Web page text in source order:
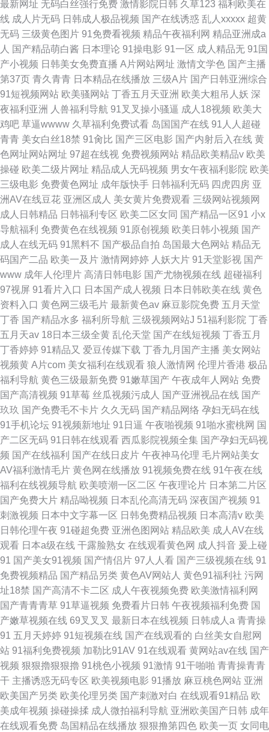
最新网址 无码白丝强行免费 激情影院日韩 久草123 福利欧美在
线 成人片无码 日韩成人极品视频 国产在线诱惑 乱人xxxxx 超黄
无码 三级黄色图片 91免费看视频 精品午夜福利网 精品亚洲成a
人 国产精品萌白酱 日本理论 91操电影 91一区 成人精品无 91国
产小视频 日韩美女免费直播 A片网站网址 激情文学色 国产主播
第37页 青久青青 日本精品在线播放 三级A片 国产日韩亚洲综合
91短视频网站 欧美骚网站 丁香五月天亚洲 欧美大粗吊人妖 深
夜福利亚洲
人兽福利导航 91叉叉操小骚逼 成人18视频 欧美大
鸡吧 草逼wwww 久草福利免费试看 岛国国产在线 91人人超碰
青青 美女白丝18禁 91肏比 国产三区电影 国产内射后入在线 黄
色网址网站网址 97超在线视 免费视频网站 精品欧美精品v 欧美
操碰 欧美二级片网址 精品成人无码视频 男女午夜福利影院 欧美
三级电影 免费黄色网址 成年版快手 日韩福利无码 四虎四房 亚
洲AV在线豆花 亚洲区成人 美女黄片免费观看 三级网站视频网
成人日韩精品 日韩福利专区 欧美二区女同 国产精品一区91 小x
导航福利 免费黄色在线视频 91原创视频 欧美日韩小视频 国产
成人在线无码 91黑料不 国产极品自拍 岛国最大色网站 精品无
码国产二品 欧美一及片 激情网婷婷 人妖大片 91天堂影视 国产
www 成年人伦理片 高清日韩电影 国产尤物视频在线 超碰福利
97视屏 91看片入口 日本国产成人视频 日本日韩欧美在线 黄色
资料入口 黄色网三级毛片 最新黄色av 麻豆影院免费 五月天堂
丁香 国产精品水多 福利所导航 三级视频网站J 51福利影院 丁香
五月天av 18日本三级全黄 乱伦天堂 国产在线短视频 丁香五月
丁香婷婷 91精品又 爱豆传媒下载 丁香九月国产主播 美女网站
视频黄 A片com 美女福利在线观看 狼人激情网 伦理片香港 极品
福利导航 黄色三级最新免费 91嫩草国产 午夜成年人网站 免费
国产高清视频 91草莓 丝瓜视频污成人 国产亚洲视品在线 国产
玖玖 国产免费毛不卡片 久久无码 国产精品网络 孕妇无码在线
91手机论坛 91视频新地址 91日逼 午夜啪视频 91啪水蜜桃网 国
产二区无码 91日韩在线观看 西瓜影院视频全集 国产孕妇无码视
频 国产在线福利 国产在线日皮片 午夜神马伦理 毛片网站美女
AV福利激情毛片 黄色网在线播放 91视频免费在线 91午夜在线
福利在线视频导航 欧美喷潮一区二区 午夜理论片 日本第二片区
国产免费大片 精品呦视频 日本乱伦高清无码 深夜国产视频 91
刺激视频 日本中文字幕一区 日韩免费精品视频 日本高清v 欧美
日韩伦理午夜 91碰超免费 亚洲色图网站 精品欧美 成人AV在线
观看 日本a级在线 干露脸熟女 在线观看黄色网 成人抖音 爰上碰
91 国产美女91视频 国产情侣片 97人人看 国产三级视频在线 91
免费视频精品 国产精品另类 黄色AV网站人 黄色91福利社 污网
址18禁 国产高清不卡二区 成人午夜视频免费 欧美激情福利网
国产青青青草 91草逼视频 免费看片日韩 午夜视频福利免费 国
产嫩草视频在线 69叉叉叉 最新日本在线视频 日韩成人a 青青操
91 五月天婷婷 91短视频在线 国产在线观看的 白丝美女自慰网
站 91福利免费视频 加勒比91AV 91在线观看 黄网站av在线 国产
视频 狠狠擼狠狠擼 91桃色小视频 91激情 91干啪啪 青青操青青
干 主播诱惑无码专区 欧美视频电影 91播放 麻豆桃色网站 亚洲
欧美国产另类 欧美伦理另类 国产刺激对白 在线观看91精品 欧
美成年视频 操碰操揉 成人微拍福利导航 亚洲欧美国产日韩 成年
在线观看免费 岛国精品在线播放 狠狠撸第四色 欧美一页 女同电